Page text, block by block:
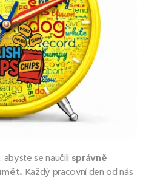
abyste se naučili správně
Každý pracovní den od nás